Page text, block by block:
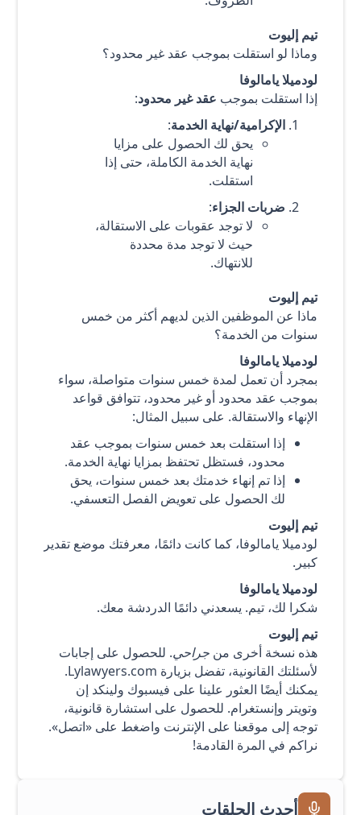
تيم إليوت
وماذا لو استقلت بموجب عقد غير محدود؟
لودميلا يامالوفا
إذا استقلت بموجب عقد غير محدود:
الإكرامية/نهاية الخدمة:
يحق لك الحصول على مزايا
نهاية الخدمة الكاملة، حتى إذا
استقلت.
ضربات الجزاء:
لا توجد عقوبات على الاستقالة،
حيث لا توجد مدة محددة
للانتهاك.
تيم إليوت
ماذا عن الموظفين الذين لديهم أكثر من خمس
سنوات من الخدمة؟
لودميلا يامالوفا
بمجرد أن تعمل لمدة خمس سنوات متواصلة، سواء
بموجب عقد محدود أو غير محدود، تتوافق قواعد
الإنهاء والاستقالة. على سبيل المثال:
إذا استقلت بعد خمس سنوات بموجب عقد
محدود، فستظل تحتفظ بمزايا نهاية الخدمة.
إذا تم إنهاء خدمتك بعد خمس سنوات، يحق
لك الحصول على تعويض الفصل التعسفي.
تيم إليوت
لودميلا يامالوفا، كما كانت دائمًا، معرفتك موضع تقدير
كبير.
لودميلا يامالوفا
شكرا لك، تيم. يسعدني دائمًا الدردشة معك.
تيم إليوت
هذه نسخة أخرى من جراحي. للحصول على إجابات
لأسئلتك القانونية، تفضل بزيارة Lylawyers.com
.
يمكنك أيضًا العثور علينا على فيسبوك ولينكد إن
وتويتر وإنستغرام. للحصول على استشارة قانونية،
توجه إلى موقعنا على الإنترنت واضغط على «اتصل».
نراكم في المرة القادمة!
أحدث الحلقات